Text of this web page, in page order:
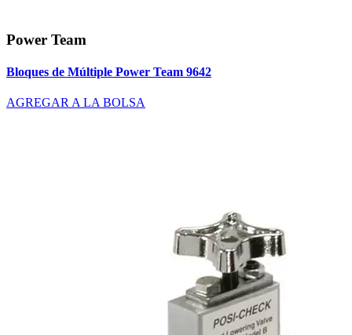
Power Team
Bloques de Múltiple Power Team 9642
AGREGAR A LA BOLSA